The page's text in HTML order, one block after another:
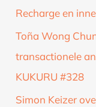
Recharge en
Toña Wong
transactionele
KUKURU #328
Simon Keizer